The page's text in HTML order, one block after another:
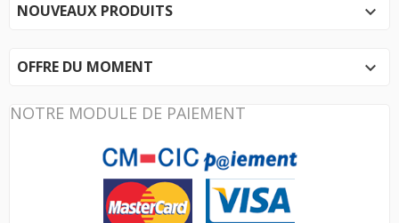
NOUVEAUX PRODUITS 
OFFRE DU MOMENT 
NOTRE MODULE DE PAIEMENT